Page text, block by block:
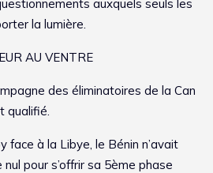
auxquels seuls les
la lumière.
AU VENTRE
des éliminatoires de la Can
qualifié.
face à la Libye, le Bénin n’avait
pour s’offrir sa 5ème phase